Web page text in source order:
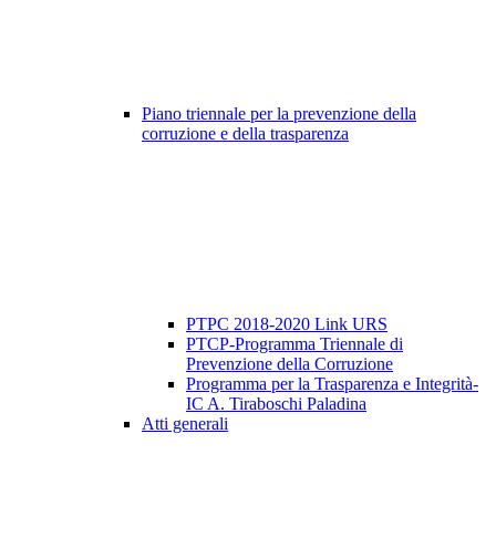
Piano triennale per la prevenzione della
corruzione e della trasparenza
PTPC 2018-2020 Link URS
PTCP-Programma Triennale di
Prevenzione della Corruzione
Programma per la Trasparenza e Integrità-
IC A. Tiraboschi Paladina
Atti generali